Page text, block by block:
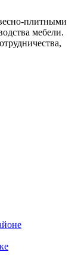
плитными
мебели.